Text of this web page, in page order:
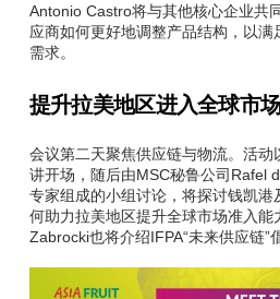
Antonio Castro将与其他核心企业共
应商如何更好地调整产品结构，以
需求。
提升拉美地区进入全球市
会议第二天聚焦供应链与物流。活动
讲开场，随后由MSC秘鲁公司Rafel
专家组成的小组讨论，将探讨钱凯港
何助力拉美地区提升全球市场准入能
Zabrocki也将介绍IFPA“未来供应链”